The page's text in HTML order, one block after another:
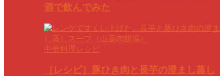
酒で飲んでみた
中華料理レシピ
［レシピ］豚ひき肉と長芋の澄まし蒸し